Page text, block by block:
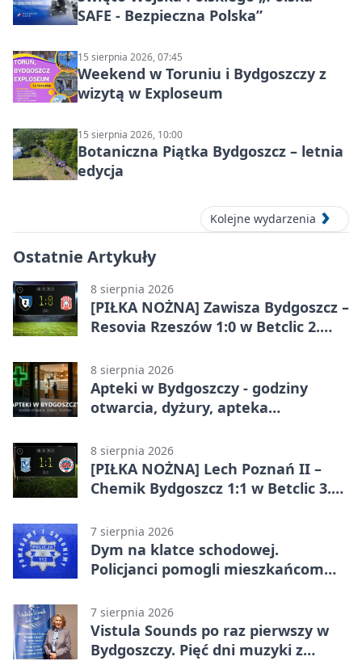
SAFE - Bezpieczna Polska”
15 sierpnia 2026, 07:45
Weekend w Toruniu i Bydgoszczy z
wizytą w Exploseum
15 sierpnia 2026, 10:00
Botaniczna Piątka Bydgoszcz – letnia
edycja
Kolejne wydarzenia
Ostatnie Artykuły
8 sierpnia 2026
[PIŁKA NOŻNA] Zawisza Bydgoszcz –
Resovia Rzeszów 1:0 w Betclic 2.
8 sierpnia 2026
Apteki w Bydgoszczy - godziny
otwarcia, dyżury, apteka
8 sierpnia 2026
[PIŁKA NOŻNA] Lech Poznań II –
Chemik Bydgoszcz 1:1 w Betclic 3.
Bydgoszczanie wywieźli punkt z
Wronek
7 sierpnia 2026
Dym na klatce schodowej.
Policjanci pomogli mieszkańcom
7 sierpnia 2026
Vistula Sounds po raz pierwszy w
Bydgoszczy. Pięć dni muzyki z